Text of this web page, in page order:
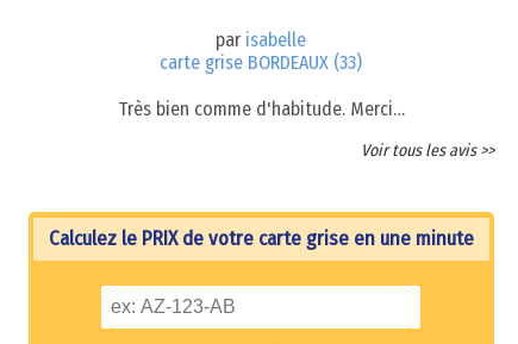
par isabelle
carte grise BORDEAUX (33)
Très bien comme d'habitude. Merci…
Voir tous les avis >>
Calculez le PRIX de votre carte grise en une minute